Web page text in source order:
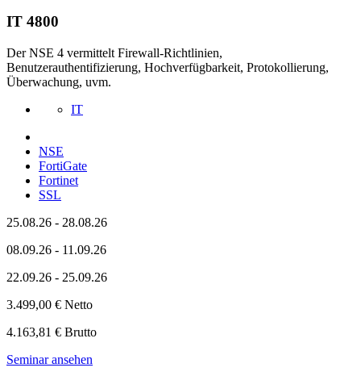
IT 4800
Der NSE 4 vermittelt Firewall-Richtlinien,
Benutzerauthentifizierung, Hochverfügbarkeit, Protokollierung,
Überwachung, uvm.
IT
NSE
FortiGate
Fortinet
SSL
25.08.26 - 28.08.26
08.09.26 - 11.09.26
22.09.26 - 25.09.26
3.499,00 € Netto
4.163,81 € Brutto
Seminar ansehen